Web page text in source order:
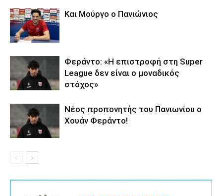
Και Μούργο ο Πανιώνιος
Φεράντο: «Η επιστροφή στη Super
League δεν είναι ο μοναδικός
στόχος»
Νέος προπονητής του Πανιωνίου ο
Χουάν Φεράντο!